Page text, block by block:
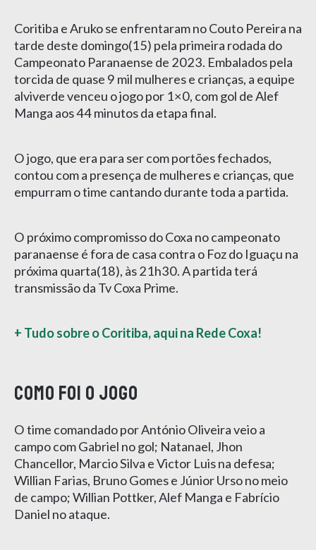
Coritiba e Aruko se enfrentaram no Couto Pereira na
tarde deste domingo(15) pela primeira rodada do
Campeonato Paranaense de 2023. Embalados pela
torcida de quase 9 mil mulheres e crianças, a equipe
alviverde venceu o jogo por 1×0, com gol de Alef
Manga aos 44 minutos da etapa final.
O jogo, que era para ser com portões fechados,
contou com a presença de mulheres e crianças, que
empurram o time cantando durante toda a partida.
O próximo compromisso do Coxa no campeonato
paranaense é fora de casa contra o Foz do Iguaçu na
próxima quarta(18), às 21h30. A partida terá
transmissão da Tv Coxa Prime.
+ Tudo sobre o Coritiba, aqui na Rede Coxa!
Como foi o jogo
O time comandado por António Oliveira veio a
campo com Gabriel no gol; Natanael, Jhon
Chancellor, Marcio Silva e Victor Luis na defesa;
Willian Farias, Bruno Gomes e Júnior Urso no meio
de campo; Willian Pottker, Alef Manga e Fabrício
Daniel no ataque.